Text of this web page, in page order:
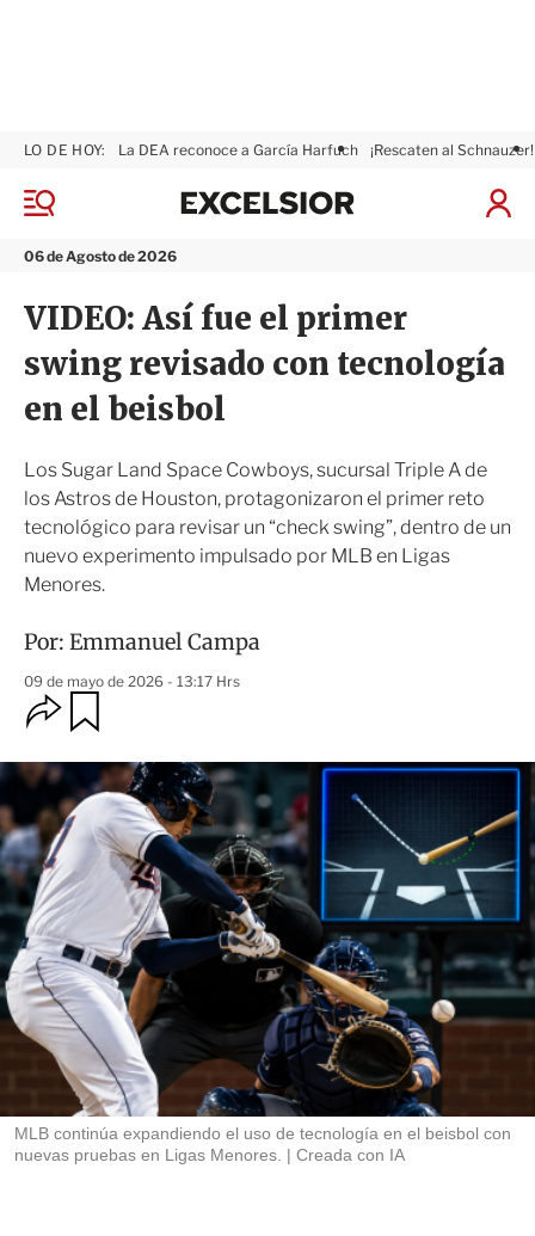
M
n
06 de Agosto de 2026
LO DE HOY: La DEA reconoce a García Harfuch ¡Rescaten al Schnauzer!
I
S
x
i
r
VIDEO: Así fue el primer
swing revisado con tecnología
en el beisbol
Los Sugar Land Space Cowboys, sucursal Triple A de
los Astros de Houston, protagonizaron el primer reto
tecnológico para revisar un “check swing”, dentro de un
nuevo experimento impulsado por MLB en Ligas
Menores.
Por: Emmanuel Campa
09 de mayo de 2026 - 13:17 Hrs
O
p
i
o
n
e
d
e
c
o
m
p
a
t
i
r
d
a
r
MLB continúa expandiendo el uso de tecnología en el beisbol con
nuevas pruebas en Ligas Menores.
Creada con IA